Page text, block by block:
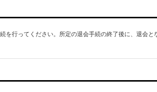
行ってください。所定の退会手続の終了後に、退会と